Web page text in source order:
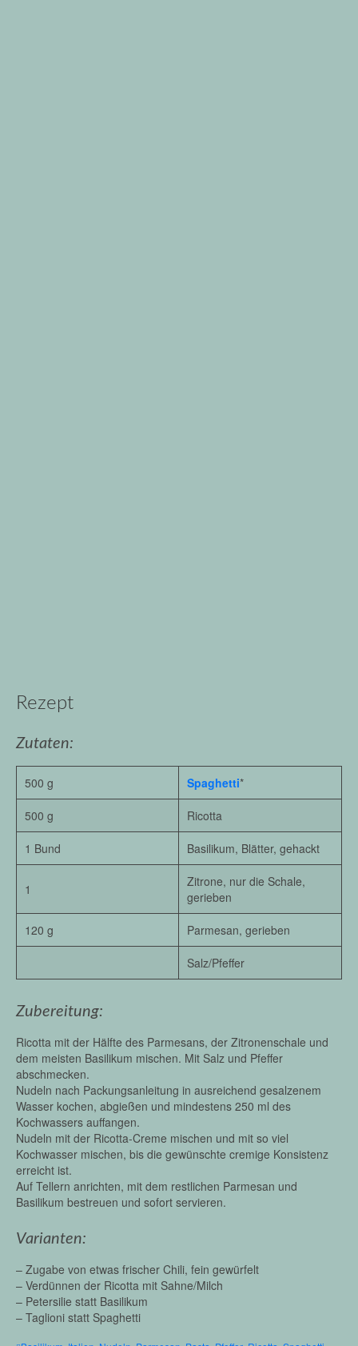
Rezept
Zutaten:
500 g Spaghetti*
500 g Ricotta
1 Bund Basilikum, Blätter, gehackt
1
Zitrone, nur die Schale,
gerieben
120 g Parmesan, gerieben
Salz/Pfeffer
Zubereitung:
Ricotta mit der Hälfte des Parmesans, der Zitronenschale und
dem meisten Basilikum mischen. Mit Salz und Pfeffer
abschmecken.
Nudeln nach Packungsanleitung in ausreichend gesalzenem
Wasser kochen, abgießen und mindestens 250 ml des
Kochwassers auffangen.
Nudeln mit der Ricotta-Creme mischen und mit so viel
Kochwasser mischen, bis die gewünschte cremige Konsistenz
erreicht ist.
Auf Tellern anrichten, mit dem restlichen Parmesan und
Basilikum bestreuen und sofort servieren.
Varianten:
– Zugabe von etwas frischer Chili, fein gewürfelt
– Verdünnen der Ricotta mit Sahne/Milch
– Petersilie statt Basilikum
– Taglioni statt Spaghetti